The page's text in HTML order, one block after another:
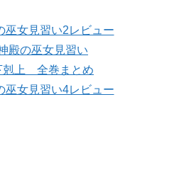
女見習い2レビュー
殿の巫女見習い
剋上 全巻まとめ
女見習い4レビュー